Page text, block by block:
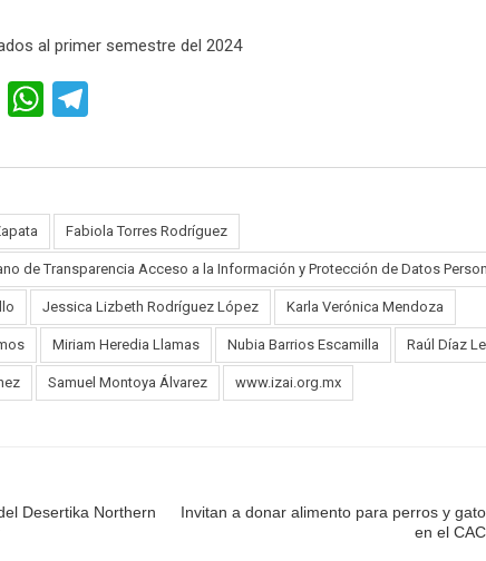
E
ail
W
at
s
A
p
p
e
gr
a
m
Fabiola Torres Rodríguez
de Transparencia Acceso a la Información y Protección de Datos
Jessica Lizbeth Rodríguez López Karla Verónica Mendoza
Miriam Heredia Llamas Nubia Barrios Escamilla Raúl Díaz
Samuel Montoya Álvarez www.izai.org.mx
Desertika Northern
Invitan a donar alimento para perros y
en el